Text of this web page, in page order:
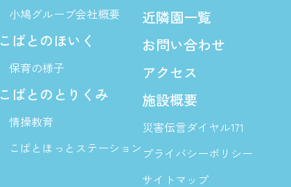
小鳩グループ会社概要
こばとのほいく
保育の様子
こばとのとりくみ
情操教育
こばとほっとステーション
近隣園一覧
お問い合わせ
アクセス
施設概要
災害伝言ダイヤル171
プライバシーポリシー
サイトマップ